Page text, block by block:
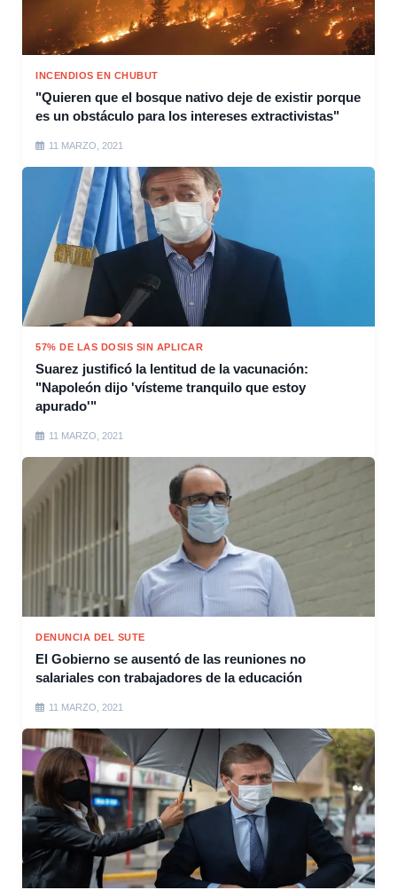
INCENDIOS EN CHUBUT
"Quieren que el bosque nativo deje de existir porque
es un obstáculo para los intereses extractivistas"
11 MARZO, 2021
57% DE LAS DOSIS SIN APLICAR
Suarez justificó la lentitud de la vacunación:
"Napoleón dijo 'vísteme tranquilo que estoy
apurado'"
11 MARZO, 2021
DENUNCIA DEL SUTE
El Gobierno se ausentó de las reuniones no
salariales con trabajadores de la educación
11 MARZO, 2021